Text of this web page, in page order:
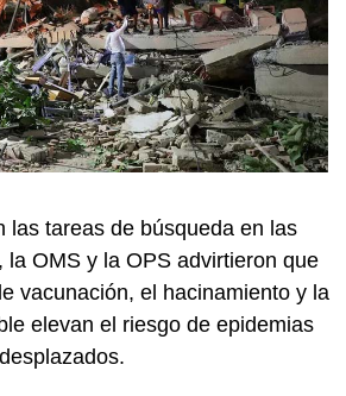
las tareas de búsqueda en las
la OMS y la OPS advirtieron que
vacunación, el hacinamiento y la
elevan el riesgo de epidemias